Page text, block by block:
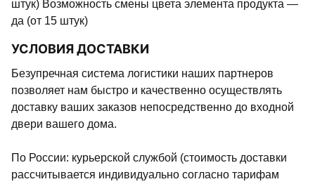
штук) Возможность смены цвета элемента продукта —
да (от 15 штук)
УСЛОВИЯ ДОСТАВКИ
Безупречная система логистики наших партнеров
позволяет нам быстро и качественно осуществлять
доставку ваших заказов непосредственно до входной
двери вашего дома.
По России: курьерской службой (стоимость доставки
рассчитывается индивидуально согласно тарифам